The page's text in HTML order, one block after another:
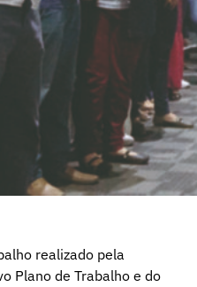
realizado pela
Plano de Trabalho e do